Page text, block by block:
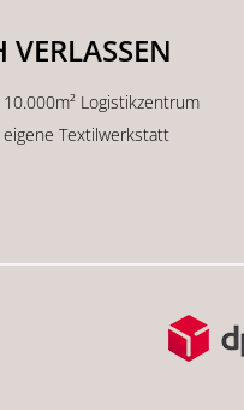
10.000m² Logistikzentrum
eigene Textilwerkstatt